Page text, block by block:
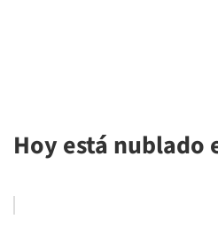
Hoy está nublado